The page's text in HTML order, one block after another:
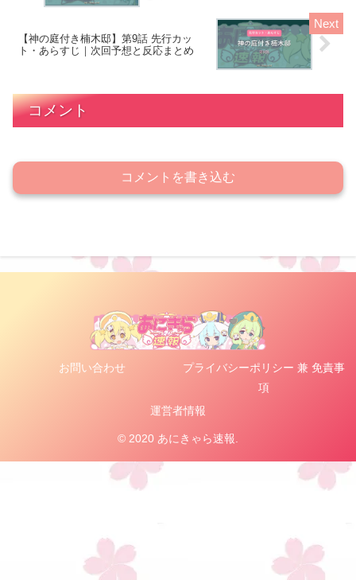
【神の庭付き楠木邸】第9話 先行カッ
ト・あらすじ｜次回予想と反応まとめ
コメント
コメントを書き込む
お問い合わせ
プライバシーポリシー 兼 免責事
項
運営者情報
© 2020 あにきゃら速報.